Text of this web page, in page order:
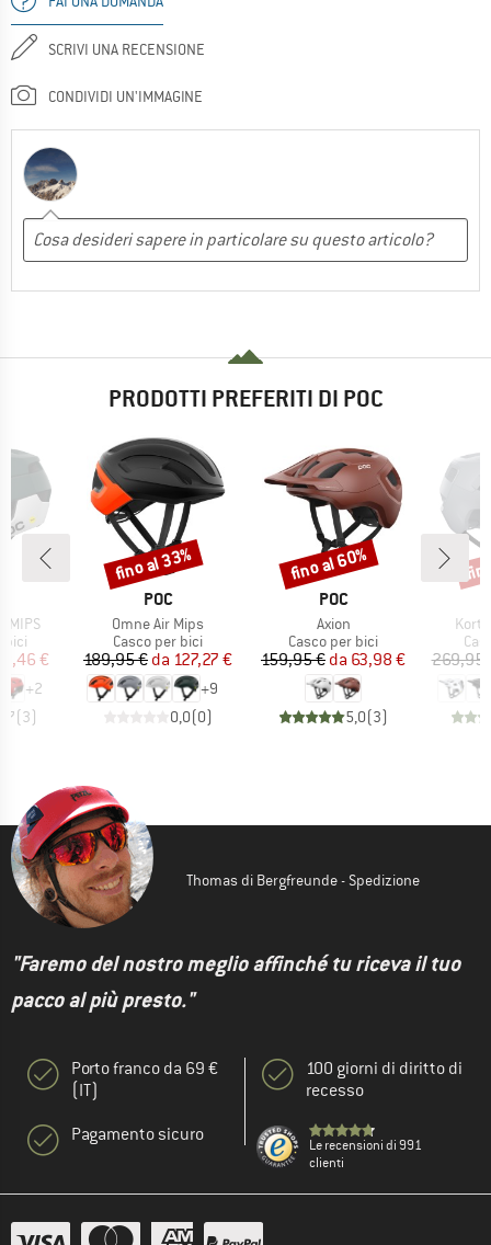
SCRIVI UNA RECENSIONE
CONDIVIDI UN'IMMAGINE
PRODOTTI PREFERITI DI POC
MIPS
bici
ridotto
€
+2
(3)
MARCHIO
POC
Articolo
Omne Air Mips
Gruppo di prodotti
Casco per bici
Prezzo
189,95 € Prezzo ridotto
da 127,27 €
+9
0,0(0)
Sconto
fino al 33%
MARCHIO
POC
Articolo
Axion
Gruppo di prodotti
Casco per bici
Prezzo
159,95 € Prezzo ridotto
da 63,98 €
5,0(3)
Sconto
fino al 60%
269,95
Thomas di Bergfreunde - Spedizione
"Faremo del nostro meglio affinché tu riceva il tuo
pacco al più presto."
Porto franco da 69 €
(IT)
Pagamento sicuro
100 giorni di diritto di
recesso
Le recensioni di 991
clienti